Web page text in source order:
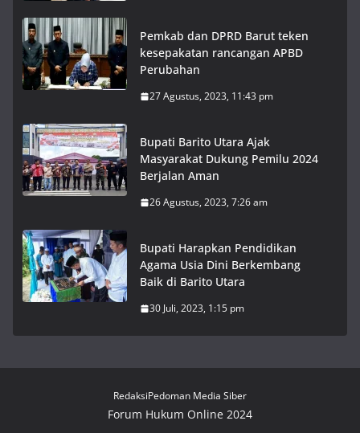
Pemkab dan DPRD Barut teken
kesepakatan rancangan APBD
Perubahan
27 Agustus, 2023, 11:43 pm
Bupati Barito Utara Ajak
Masyarakat Dukung Pemilu 2024
Berjalan Aman
26 Agustus, 2023, 7:26 am
Bupati Harapkan Pendidikan
Agama Usia Dini Berkembang
Baik di Barito Utara
30 Juli, 2023, 1:15 pm
RedaksiPedoman Media Siber
Forum Hukum Online 2024